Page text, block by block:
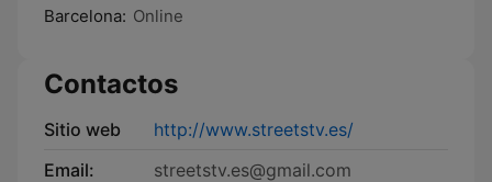
Barcelona: Online
Contactos
Sitio web
http://www.streetstv.es/
Email:
streetstv.es@gmail.com